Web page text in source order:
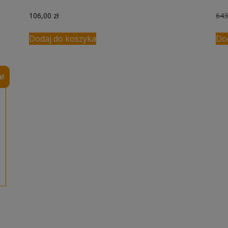
106,00 zł
Dodaj do koszyka